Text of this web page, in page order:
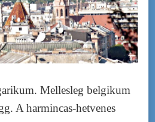
Mellesleg belgikum
A harmincas-hetvenes